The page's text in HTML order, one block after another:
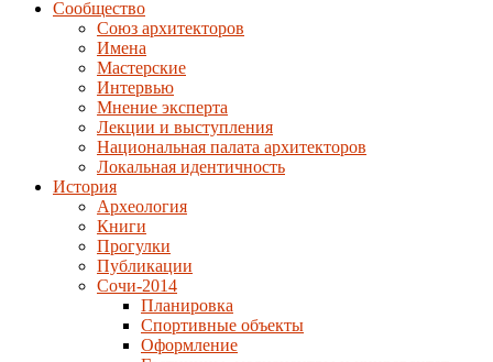
Сообщество
Союз архитекторов
Имена
Мастерские
Интервью
Мнение эксперта
Лекции и выступления
Национальная палата архитекторов
Локальная идентичность
История
Археология
Книги
Прогулки
Публикации
Сочи-2014
Планировка
Спортивные объекты
Оформление